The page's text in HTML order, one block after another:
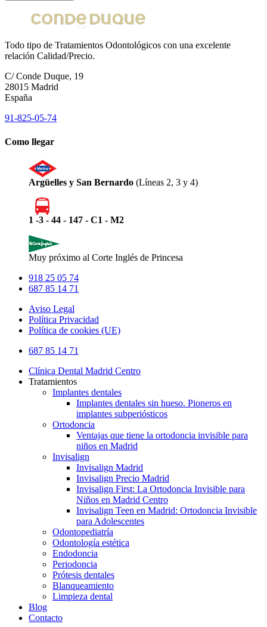
Todo tipo de Tratamientos Odontológicos con una excelente
relación Calidad/Precio.
C/ Conde Duque, 19
28015 Madrid
España
91-825-05-74
Como llegar
Argüelles y San Bernardo (Líneas 2, 3 y 4)
1 -3 - 44 - 147 - C1 - M2
Muy próximo al Corte Inglés de Princesa
918 25 05 74
687 85 14 71
Aviso Legal
Política Privacidad
Política de cookies (UE)
Close
687 85 14 71
Clínica Dental Madrid Centro
Tratamientos
Implantes dentales
Implantes dentales sin hueso. Pioneros en
implantes subperiósticos
Ortodoncia
Ventajas que tiene la ortodoncia invisible para
niños en Madrid
Invisalign
Invisalign Madrid
Invisalign Precio Madrid
Invisalign First: La Ortodoncia Invisible para
Niños en Madrid Centro
Invisalign Teen en Madrid: Ortodoncia Invisible
para Adolescentes
Odontopediatría
Odontología estética
Endodoncia
Periodoncia
Prótesis dentales
Blanqueamiento
Limpieza dental
Blog
Contacto